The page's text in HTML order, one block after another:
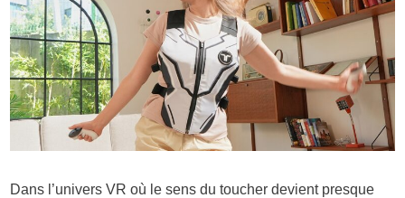
Dans l’univers VR où le sens du toucher devient presque